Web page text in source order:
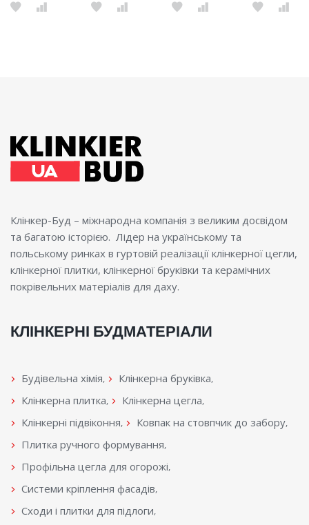
Клінкер-Буд – міжнародна компанія з великим досвідом
та багатою історією. Лідер на українському та
польському ринках в гуртовій реалізації клінкерної цегли,
клінкерної плитки, клінкерної бруківки та керамічних
покрівельних матеріалів для даху.
КЛІНКЕРНІ БУДМАТЕРІАЛИ
Будівельна хімія
Клінкерна бруківка
Клінкерна плитка
Клінкерна цегла
Клінкерні підвіконня
Ковпак на стовпчик до забору
Плитка ручного формування
Профільна цегла для огорожі
Системи кріплення фасадів
Сходи і плитки для підлоги